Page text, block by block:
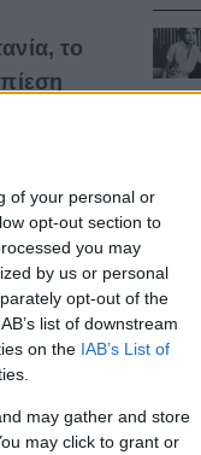
of your personal or
opt-out section to
you may
by us or personal
opt-out of the
list of downstream
on the IAB’s List of
may gather and store
may click to grant or
το
το
Δες